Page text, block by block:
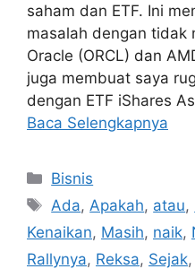
saham dan ETF. Ini
masalah dengan tidak
Oracle (ORCL) dan
juga membuat saya
dengan ETF iShares
Baca Selengkapnya
Kategori
Bisnis
Tag
Ada, Apakah, atau,
Kenaikan, Masih, naik,
Rallynya, Reksa, Sejak,